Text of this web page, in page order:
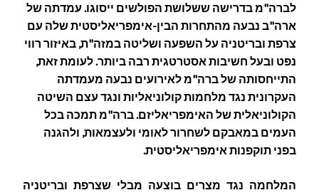
לברה"מ בדרישה ששלושת הפולשים ייסוגו. עמדתה של
ארה"ב נבעה מהתחרות הבין-אימפריאליסטית שלה עם
צרפת ובריטניה על השפעה ושליטה במזה"ת, באיזור רווי
נפט ובעל חשיבות אסטרטגית רבה ביותר. לעומת זאת,
התייחסותה של ברה"מ לאירועים נבעה מעמדתה
העקרונית נגד מלחמות קולוניאליות ונגד עצם השיטה
הקולוניאלית של האימפריאליזם. ברה"מ תמכה בכל
העמים במאבקם לשחרור לאומי ולעצמאות, ולהגנה
בפני תוקפנות אימפריאליסטית.
המלחמה נגד מצרים בוצעה מבלי שצרפת ובריטניה